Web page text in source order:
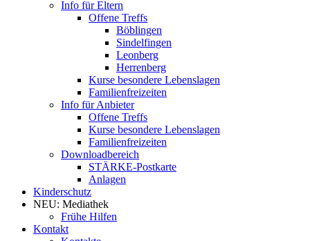
Info für Eltern
Offene Treffs
Böblingen
Sindelfingen
Leonberg
Herrenberg
Kurse besondere Lebenslagen
Familienfreizeiten
Info für Anbieter
Offene Treffs
Kurse besondere Lebenslagen
Familienfreizeiten
Downloadbereich
STÄRKE-Postkarte
Anlagen
Kinderschutz
NEU: Mediathek
Frühe Hilfen
Kontakt